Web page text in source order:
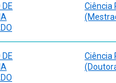
DE
Ciência
DE
Ciência